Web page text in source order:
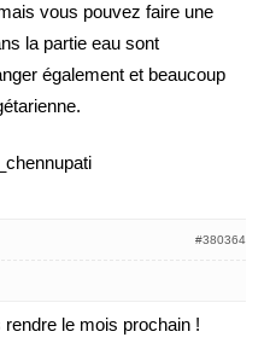
vous pouvez faire une
la partie eau sont
également et beaucoup
#380364
le mois prochain !